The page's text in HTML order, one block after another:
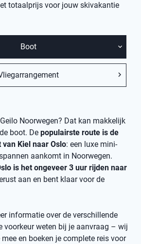
totaalprijs voor jouw skivakantie
Boot
Noorwegen? Dat kan makkelijk
boot. De populairste route is de
Kiel naar Oslo: een luxe mini-
aankomt in Noorwegen.
is het ongeveer 3 uur rijden naar
aan en bent klaar voor de
informatie over de verschillende
voorkeur weten bij je aanvraag – wij
en boeken je complete reis voor